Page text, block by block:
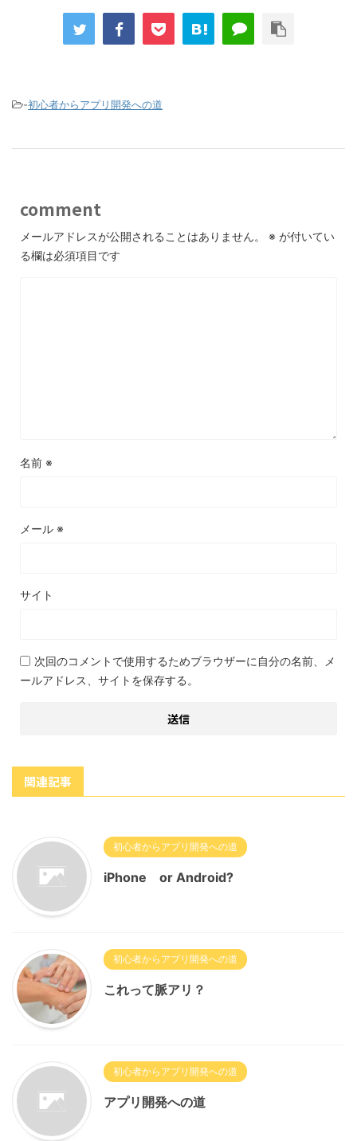
-初心者からアプリ開発への道
comment
メールアドレスが公開されることはありません。 ※ が付いてい
る欄は必須項目です
名前 ※
メール ※
サイト
次回のコメントで使用するためブラウザーに自分の名前、メ
ールアドレス、サイトを保存する。
関連記事
初心者からアプリ開発への道
iPhone or Android?
初心者からアプリ開発への道
これって脈アリ？
初心者からアプリ開発への道
アプリ開発への道